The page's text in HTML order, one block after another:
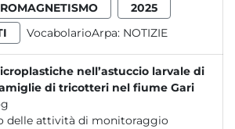
2025
VocabolarioArpa: NOTIZIE
nell’astuccio larvale di
di tricotteri nel fiume Gari
delle attività di monitoraggio